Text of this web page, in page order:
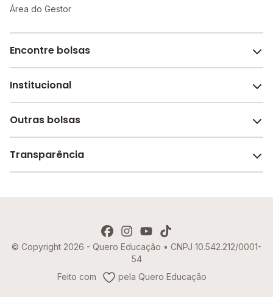
Área do Gestor
Encontre bolsas
Melhores escolas de São Paulo
Escolas por cidade e bairro
Institucional
Sobre o Melhor Escola
Revista Melhor Escola
Outras bolsas
Faculdades e universidades
Transparência
Política de Cookies
© Copyright 2026 - Quero Educação • CNPJ 10.542.212/0001-
54
Feito com
pela Quero Educação